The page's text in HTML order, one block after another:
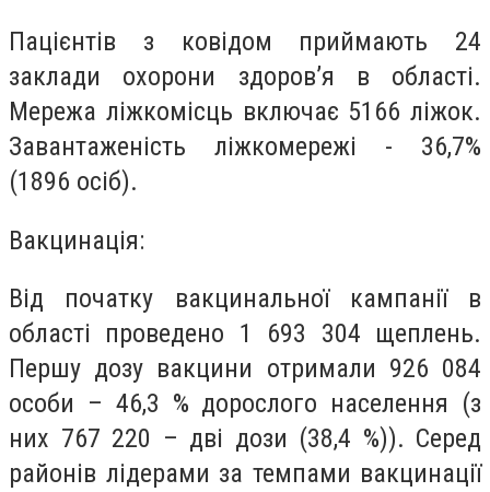
Пацієнтів з ковідом приймають 24
заклади охорони здоров’я в області.
Мережа ліжкомісць включає 5166 ліжок.
Завантаженість ліжкомережі - 36,7%
(1896 осіб).
Вакцинація:
Від початку вакцинальної кампанії в
області проведено 1 693 304 щеплень.
Першу дозу вакцини отримали 926 084
особи – 46,3 % дорослого населення (з
них 767 220 – дві дози (38,4 %)). Серед
районів лідерами за темпами вакцинації